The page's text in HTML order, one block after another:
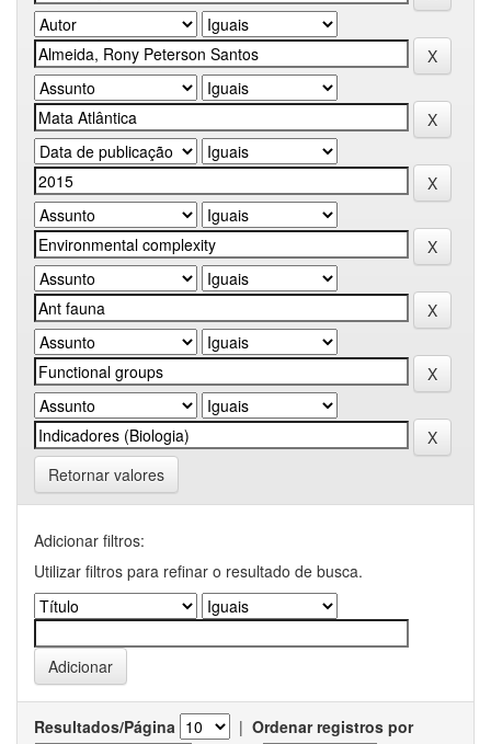
Retornar valores
Adicionar filtros:
Utilizar filtros para refinar o resultado de busca.
Resultados/Página | Ordenar registros por